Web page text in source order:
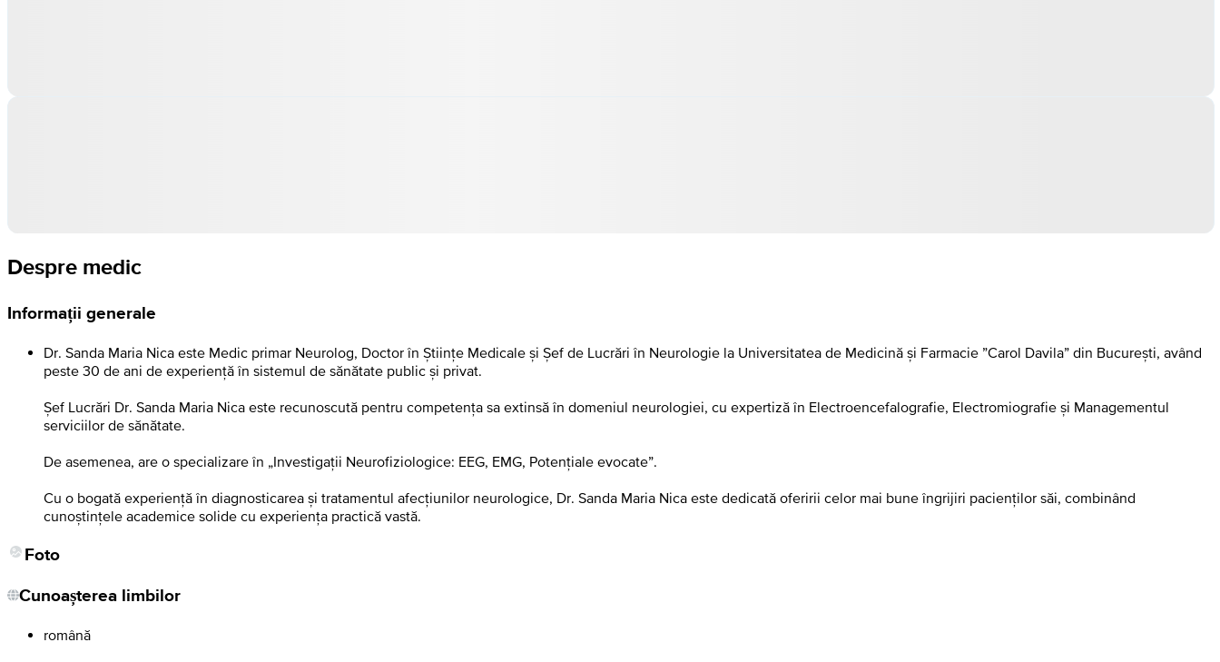
Despre medic
Informații generale
Dr. Sanda Maria Nica este Medic primar Neurolog, Doctor în Științe Medicale și Șef de Lucrări în Neurologie la Universitatea de Medicină și Farmacie ”Carol Davila” din București, având
peste 30 de ani de experiență în sistemul de sănătate public și privat.
Șef Lucrări Dr. Sanda Maria Nica este recunoscută pentru competența sa extinsă în domeniul neurologiei, cu expertiză în Electroencefalografie, Electromiografie și Managementul
serviciilor de sănătate.
De asemenea, are o specializare în „Investigaţii Neurofiziologice: EEG, EMG, Potenţiale evocate”.
Cu o bogată experiență în diagnosticarea și tratamentul afecțiunilor neurologice, Dr. Sanda Maria Nica este dedicată oferirii celor mai bune îngrijiri pacienților săi, combinând
cunoștințele academice solide cu experiența practică vastă.
Foto
Cunoașterea limbilor
română